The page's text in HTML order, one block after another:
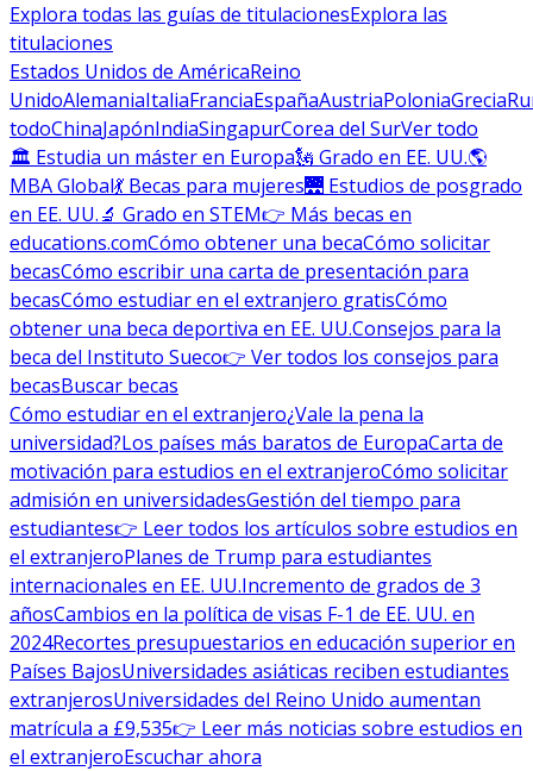
Explora todas las guías de titulacionesExplora las
titulaciones
Estados Unidos de AméricaReino
UnidoAlemaniaItaliaFranciaEspañaAustriaPoloniaGrecia
todoChinaJapónIndiaSingapurCorea del SurVer todo
🏛 Estudia un máster en Europa🗽 Grado en EE. UU.🌎
MBA Global💃 Becas para mujeres🌉 Estudios de posgrado
en EE. UU.🔬 Grado en STEM👉 Más becas en
educations.comCómo obtener una becaCómo solicitar
becasCómo escribir una carta de presentación para
becasCómo estudiar en el extranjero gratisCómo
obtener una beca deportiva en EE. UU.Consejos para la
beca del Instituto Sueco👉 Ver todos los consejos para
becasBuscar becas
Cómo estudiar en el extranjero¿Vale la pena la
universidad?Los países más baratos de EuropaCarta de
motivación para estudios en el extranjeroCómo solicitar
admisión en universidadesGestión del tiempo para
estudiantes👉 Leer todos los artículos sobre estudios en
el extranjeroPlanes de Trump para estudiantes
internacionales en EE. UU.Incremento de grados de 3
añosCambios en la política de visas F-1 de EE. UU. en
2024Recortes presupuestarios en educación superior en
Países BajosUniversidades asiáticas reciben estudiantes
extranjerosUniversidades del Reino Unido aumentan
matrícula a £9,535👉 Leer más noticias sobre estudios en
el extranjeroEscuchar ahora